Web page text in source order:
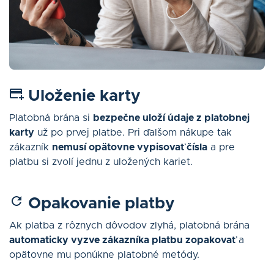
Uloženie karty
Platobná brána si bezpečne uloží údaje z platobnej
karty už po prvej platbe. Pri ďalšom nákupe tak
zákazník nemusí opätovne vypisovať čísla a pre
platbu si zvolí jednu z uložených kariet.
Opakovanie platby
Ak platba z rôznych dôvodov zlyhá, platobná brána
automaticky vyzve zákazníka platbu zopakovaťa
opätovne mu ponúkne platobné metódy.